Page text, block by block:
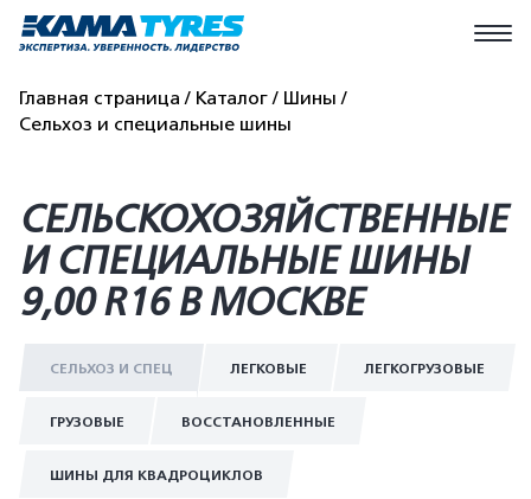
Главная страница Каталог
Шины
Сельхоз и специальные шины
СЕЛЬСКОХОЗЯЙСТВЕННЫЕ
И СПЕЦИАЛЬНЫЕ ШИНЫ
9,00 R16 В МОСКВЕ
СЕЛЬХОЗ И СПЕЦ ЛЕГКОВЫЕ ЛЕГКОГРУЗОВЫЕ
ГРУЗОВЫЕ ВОССТАНОВЛЕННЫЕ
ШИНЫ ДЛЯ КВАДРОЦИКЛОВ